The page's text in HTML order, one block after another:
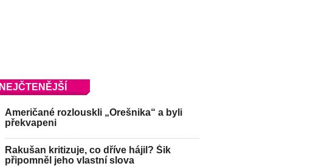
NEJČTENĚJŠÍ
Američané rozlouskli „Orešnika“ a byli
překvapeni
Rakušan kritizuje, co dříve hájil? Šik
připomněl jeho vlastní slova